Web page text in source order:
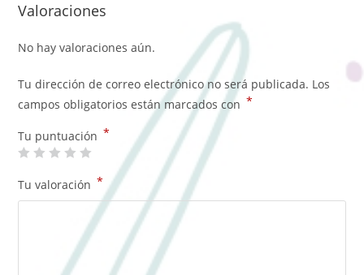
Valoraciones
No hay valoraciones aún.
Tu dirección de correo electrónico no será publicada. Los
campos obligatorios están marcados con *
Tu puntuación *
Tu valoración *